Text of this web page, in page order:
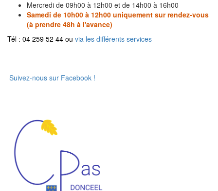
Mercredi de 09h00 à 12h00 et de 14h00 à 16h00
Samedi de 10h00 à 12h00 uniquement sur rendez-vous
(à prendre 48h à l'avance)
Tél : 04 259 52 44 ou via les différents services
Suivez-nous sur Facebook !